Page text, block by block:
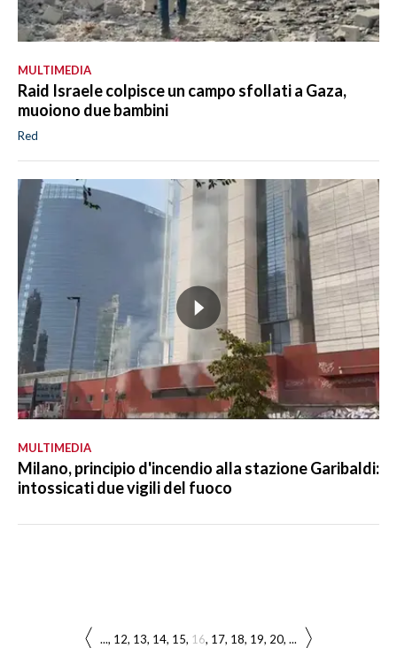
MULTIMEDIA
Raid Israele colpisce un campo sfollati a Gaza,
muoiono due bambini
Red
MULTIMEDIA
Milano, principio d'incendio alla stazione Garibaldi:
intossicati due vigili del fuoco
... 12 13 14 15 16 17 18 19 20 ...